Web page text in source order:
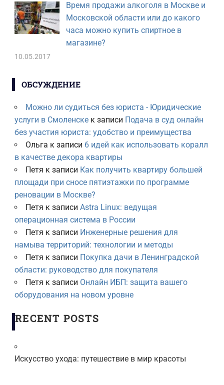
Время продажи алкоголя в Москве и
Московской области или до какого
часа можно купить спиртное в
магазине?
10.05.2017
ОБСУЖДЕНИЕ
Можно ли судиться без юриста - Юридические
услуги в Смоленскек записи Подача в суд онлайн
без участия юриста: удобство и преимущества
Ольга к записи 6 идей как использовать коралл
в качестве декора квартиры
Петя к записи Как получить квартиру большей
площади при сносе пятиэтажки по программе
реновации в Москве?
Петя к записи Astra Linux: ведущая
операционная система в России
Петя к записи Инженерные решения для
намыва территорий: технологии и методы
Петя к записи Покупка дачи в Ленинградской
области: руководство для покупателя
Петя к записи Онлайн ИБП: защита вашего
оборудования на новом уровне
RECENT POSTS
Искусство ухода: путешествие в мир красоты